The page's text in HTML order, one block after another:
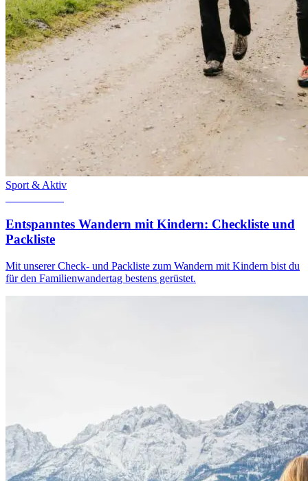
Sport & Aktiv
Entspanntes Wandern mit Kindern: Checkliste und
Packliste
Mit unserer Check- und Packliste zum Wandern mit Kindern bist du
für den Familienwandertag bestens gerüstet.